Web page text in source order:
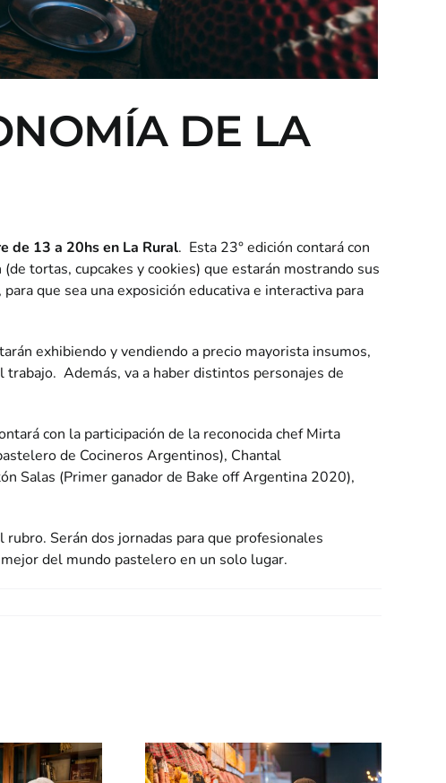
DE LA
de 13 a 20hs en La Rural. Esta 23° edición contará con
tortas, cupcakes y cookies) que estarán mostrando sus
que sea una exposición educativa e interactiva para
exhibiendo y vendiendo a precio mayorista insumos,
Además, va a haber distintos personajes de
con la participación de la reconocida chef Mirta
de Cocineros Argentinos), Chantal
Salas (Primer ganador de Bake off Argentina 2020),
Serán dos jornadas para que profesionales
del mundo pastelero en un solo lugar.